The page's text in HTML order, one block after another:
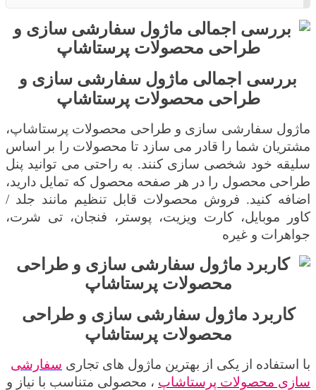
بررسی اجمالی ماژول سفارشی سازی و
طراحی محصولات پرستاشاپ
ماژول سفارشی سازی و طراحی محصولات پرستاشاپ،
مشتریان شما را قادر می سازد تا محصولات را بر اساس
سلیقه خود شخصی سازی کنند. به راحتی می توانید پنل
طراحی محصول را در هر صفحه محصول که تمایل دارید،
اضافه کنید. فروش محصولات قابل تنظیم مانند جلد /
کاور موبایل، کارت ویزیت، پوستر، فنجان، تی شرت،
جواهرات و غیره
کاربرد ماژول سفارشی سازی و طراحی
محصولات پرستاشاپ
با استفاده از یکی از بهترین ماژول های تجاری سفارشی
سازی محصولات پرستاشاپ ، محصولی متناسب با نیاز و